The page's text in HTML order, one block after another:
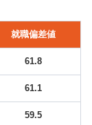
就職偏差値
61.8
61.1
59.5